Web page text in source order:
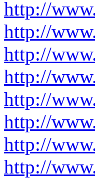
http://
http://
http://
http://
http://
http://
http://
http://